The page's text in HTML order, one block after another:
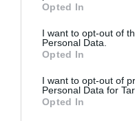
use your data for below
consent section.
Opted In
I want to opt-out of
Personal Data.
Opted In
I want to opt-out of
Personal Data for
Opted In